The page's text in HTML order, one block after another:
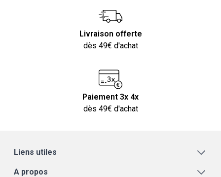
Livraison offerte
dès 49€ d'achat
Paiement 3x 4x
dès 49€ d'achat
Liens utiles
A propos